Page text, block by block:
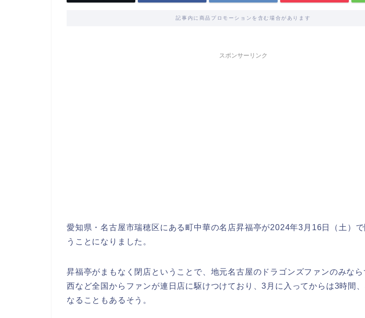
記事内に商品プロモーションを含む場合があります
スポンサーリンク
愛知県・名古屋市瑞穂区にある町中華の名店昇福亭が2024年3月16日（土）で
うことになりました。
昇福亭がまもなく閉店ということで、地元名古屋のドラゴンズファンのみなら
西など全国からファンが連日店に駆けつけており、3月に入ってからは3時間
なることもあるそう。